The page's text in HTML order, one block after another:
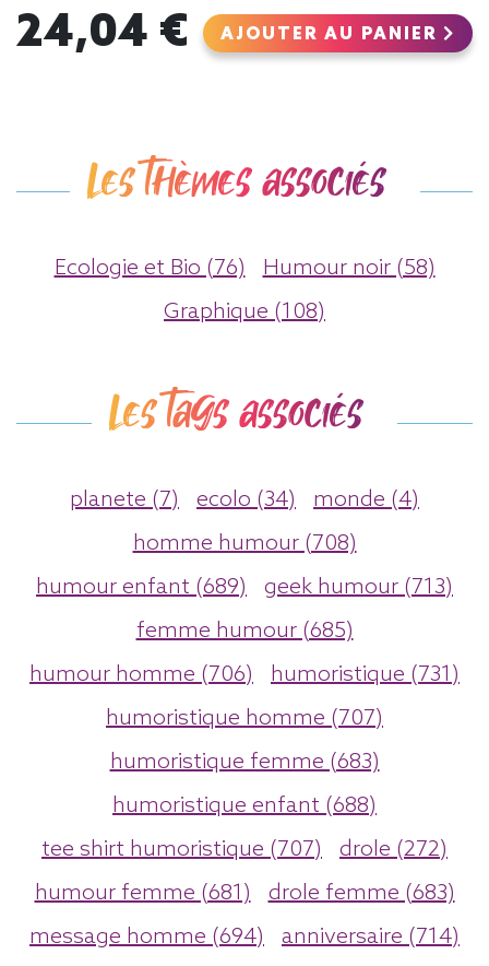
24,04 € AJOUTER AU PANIER
Les thèmes associés
Ecologie et Bio (76)
Humour noir (58)
Graphique (108)
Les tags associés
planete (7) ecolo (34)
monde (4)
homme humour (708)
humour enfant (689)
geek humour (713)
femme humour (685)
humour homme (706)
humoristique (731)
humoristique homme (707)
humoristique femme (683)
humoristique enfant (688)
tee shirt humoristique (707)
drole (272)
humour femme (681)
drole femme (683)
message homme (694)
anniversaire (714)